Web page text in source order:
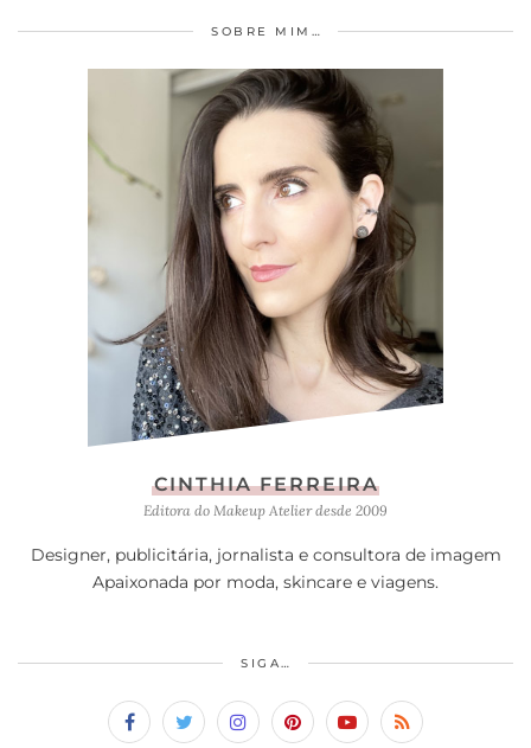
SOBRE MIM…
CINTHIA FERREIRA
Editora do Makeup Atelier desde 2009
Designer, publicitária, jornalista e consultora de imagem
Apaixonada por moda, skincare e viagens.
SIGA…